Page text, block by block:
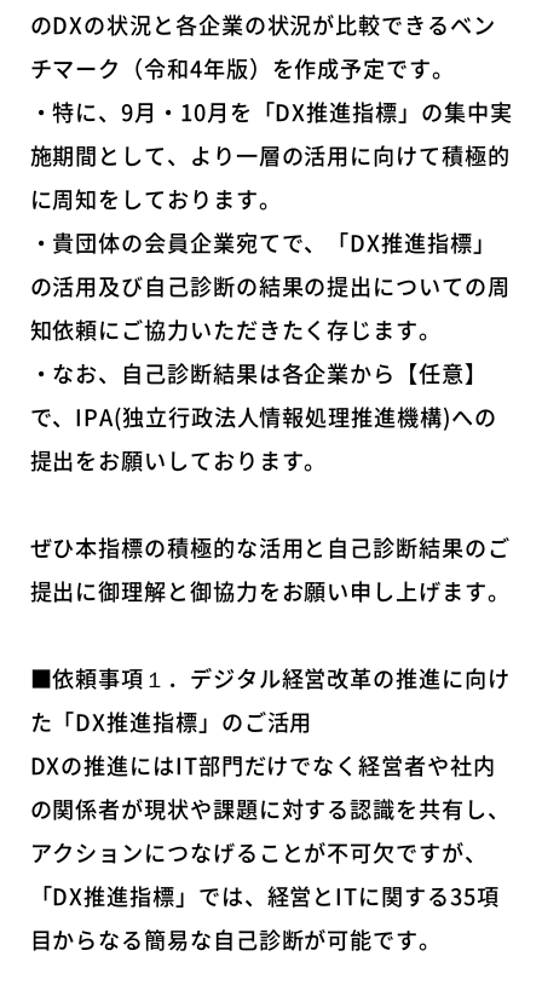
のDXの状況と各企業の状況が比較できるベン
チマーク（令和4年版）を作成予定です。
・特に、9月・10月を「DX推進指標」の集中実
施期間として、より一層の活用に向けて積極的
に周知をしております。
・貴団体の会員企業宛てで、「DX推進指標」
の活用及び自己診断の結果の提出についての周
知依頼にご協力いただきたく存じます。
・なお、自己診断結果は各企業から【任意】
で、IPA(独立行政法人情報処理推進機構)への
提出をお願いしております。
ぜひ本指標の積極的な活用と自己診断結果のご
提出に御理解と御協力をお願い申し上げます。
■依頼事項１．デジタル経営改革の推進に向け
た「DX推進指標」のご活用
DXの推進にはIT部門だけでなく経営者や社内
の関係者が現状や課題に対する認識を共有し、
アクションにつなげることが不可欠ですが、
「DX推進指標」では、経営とITに関する35項
目からなる簡易な自己診断が可能です。